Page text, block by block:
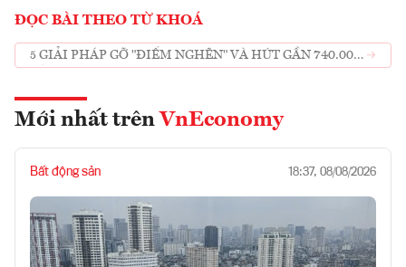
ĐỌC BÀI THEO TỪ KHOÁ
5 GIẢI PHÁP GỠ "ĐIỂM NGHẼN" VÀ HÚT GẦN 740.000
Mới nhất trên VnEconomy
Bất động sản 18:37, 08/08/2026